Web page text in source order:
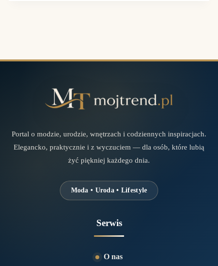
Portal o modzie, urodzie, wnętrzach i codziennych inspiracjach.
Elegancko, praktycznie i z wyczuciem — dla osób, które lubią
żyć piękniej każdego dnia.
Moda • Uroda • Lifestyle
Serwis
O nas